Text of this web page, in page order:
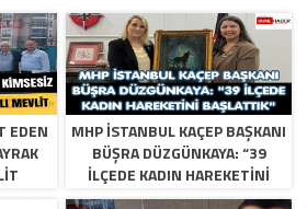
EDEN
MHP İSTANBUL KAÇEP BAŞKANI
BÜŞRA DÜZGÜNKAYA: “39
İLÇEDE KADIN HAREKETINI
BAŞLATTIK”